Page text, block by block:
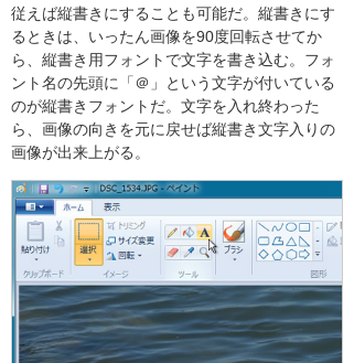
従えば縦書きにすることも可能だ。縦書きにす
るときは、いったん画像を90度回転させてか
ら、縦書き用フォントで文字を書き込む。フォ
ント名の先頭に「＠」という文字が付いている
のが縦書きフォントだ。文字を入れ終わった
ら、画像の向きを元に戻せば縦書き文字入りの
画像が出来上がる。